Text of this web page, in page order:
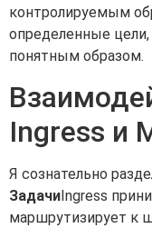
контролируемым
определенные
понятным образом.
Ingress и
Я сознательно
Задачи Ingress
маршрутизирует к